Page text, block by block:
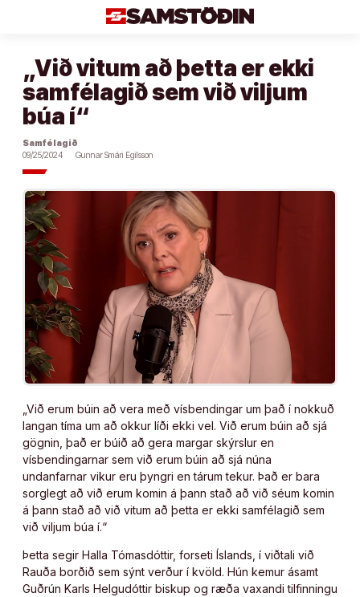
„Við vitum að þetta er ekki
samfélagið sem við viljum
búa í“
Samfélagið
09/25/2024
Gunnar Smári Egilsson
„Við erum búin að vera með vísbendingar um það í nokkuð
langan tíma um að okkur líði ekki vel. Við erum búin að sjá
gögnin, það er búið að gera margar skýrslur en
vísbendingarnar sem við erum búin að sjá núna
undanfarnar vikur eru þyngri en tárum tekur. Það er bara
sorglegt að við erum komin á þann stað að við séum komin
á þann stað að við vitum að þetta er ekki samfélagið sem
við viljum búa í.“
Þetta segir Halla Tómasdóttir, forseti Íslands, í viðtali við
Rauða borðið sem sýnt verður í kvöld. Hún kemur ásamt
Guðrún Karls Helgudóttir biskup og ræða vaxandi tilfinningu